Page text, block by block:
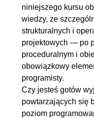
4.2. Implementacja
4.3. Testowanie
5. Fasada
5.1. Wprowadzenie
5.2. Implementacja
6. Most i
6.1. Wprowadzenie
niniejszego kursu
wiedzy, ze
strukturalnych i
projektowych — po
proceduralnym i
obowiązkowy
programisty.
Czy jesteś gotów
powtarzających się
poziom